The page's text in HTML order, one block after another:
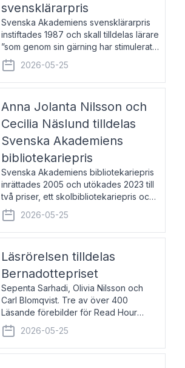
svensklärarpris
Svenska Akademiens svensklärarpris
instiftades 1987 och skall tilldelas lärare
”som genom sin gärning har stimulerat
intresset hos unga människor för
svenska språket och litteraturen”.
Prisutdelning och samtal med
2026-05-25
Anna Jolanta Nilsson och
Cecilia Näslund tilldelas
Svenska Akademiens
bibliotekariepris
Svenska Akademiens bibliotekariepris
inrättades 2005 och utökades 2023 till
två priser, ett skolbibliotekariepris och
ett folkbibliotekariepris. Priserna skall
tilldelas bibliotekarier vid svenska folk-
och skolbibliotek som gjort värdefull
2026-05-25
Läsrörelsen tilldelas
Bernadottepriset
Sepenta Sarhadi, Olivia Nilsson och
Carl Blomqvist. Tre av över 400
Läsande förebilder för Read Hour
Sverige. Foto: Michael Wall. Den ideella
föreningen Läsrörelsen tilldelas
Bernadottepriset 2026 för att den
2026-05-25